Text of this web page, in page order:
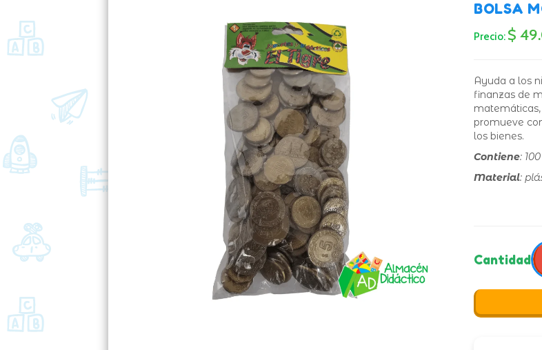
BOLSA
Precio: $
Ayuda a los
finanzas de
promueve
los bienes.
Contiene:
Material:
Cantidad